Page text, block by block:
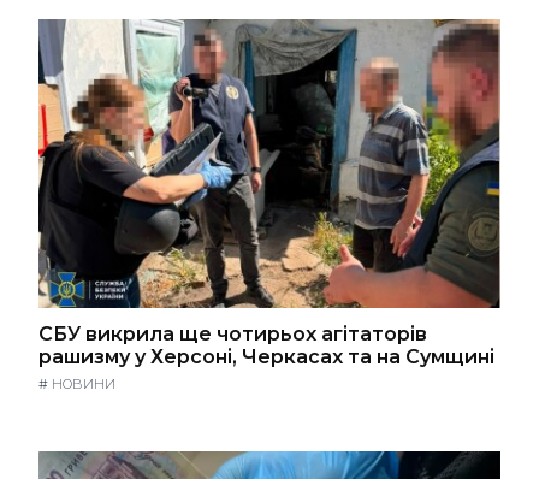
СБУ викрила ще чотирьох агітаторів
рашизму у Херсоні, Черкасах та на Сумщині
# НОВИНИ